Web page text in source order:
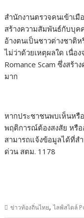
สำนักงานตรวจคนเข้าเมื
สร้างความสัมพันธ์กับบุค
อ้างตนเป็นชาวต่างชาติ
ไม่ว่าด้วยเหตุผลใด เนื่
Romance Scam ซึ่งสร้
มาก
หากประชาชนพบเห็นหรื
พฤติการณ์ต้องสงสัย หรื
สามารถแจ้งข้อมูลได้ที่ส
ด่วน สตม. 1178
ข่าวท้องถิ่นไทย,ไลฟ์สไตล์